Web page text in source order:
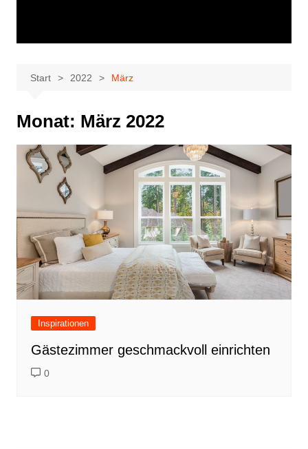
Start 2022 März
Monat: März 2022
Inspirationen
Gästezimmer geschmackvoll einrichten
0